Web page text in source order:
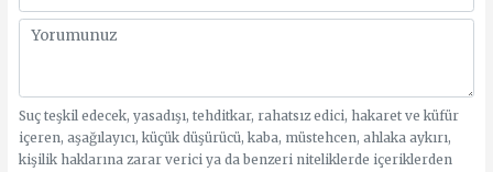
Suç teşkil edecek, yasadışı, tehditkar, rahatsız edici, hakaret ve küfür
içeren, aşağılayıcı, küçük düşürücü, kaba, müstehcen, ahlaka aykırı,
kişilik haklarına zarar verici ya da benzeri niteliklerde içeriklerden